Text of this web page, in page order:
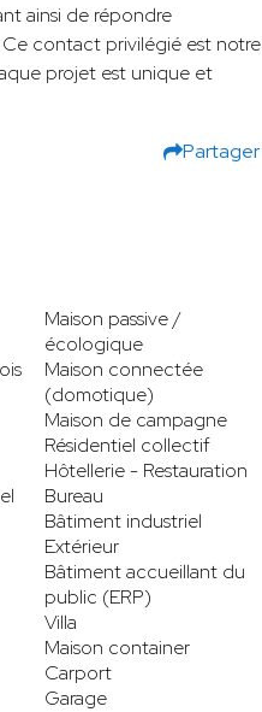
ainsi de répondre
contact privilégié est notre
projet est unique et
Partager
Maison passive /
écologique
Maison connectée
(domotique)
Maison de campagne
Résidentiel collectif
Hôtellerie - Restauration
Bureau
Bâtiment industriel
Extérieur
Bâtiment accueillant du
public (ERP)
Villa
Maison container
Carport
Garage